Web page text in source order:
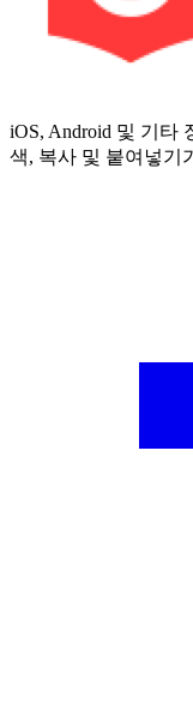
iOS, Android 및 기타
색, 복사 및 붙여넣기